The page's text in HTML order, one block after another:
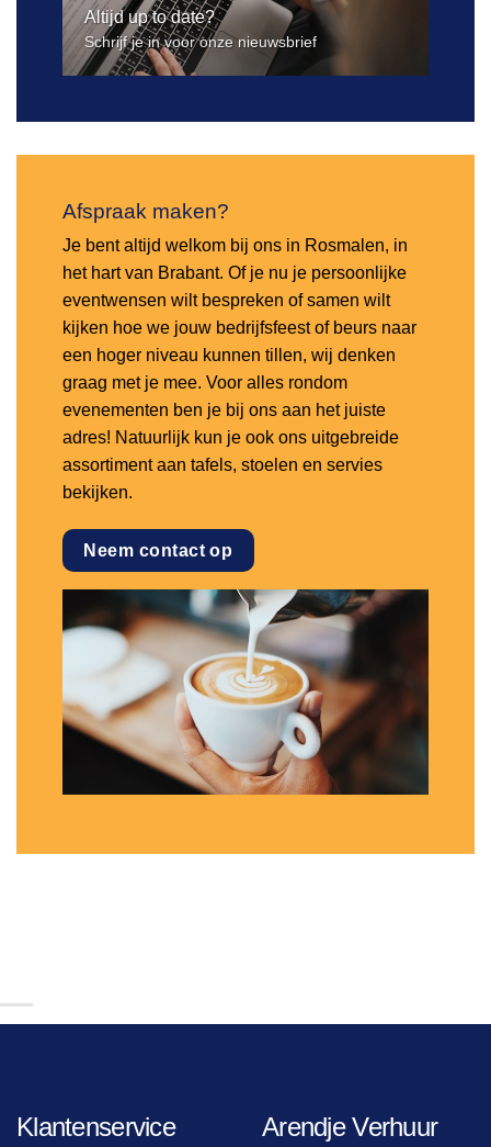
Altijd up to date?
Schrijf je in voor onze nieuwsbrief
Afspraak maken?
Je bent altijd welkom bij ons in Rosmalen, in
het hart van Brabant. Of je nu je persoonlijke
eventwensen wilt bespreken of samen wilt
kijken hoe we jouw bedrijfsfeest of beurs naar
een hoger niveau kunnen tillen, wij denken
graag met je mee. Voor alles rondom
evenementen ben je bij ons aan het juiste
adres! Natuurlijk kun je ook ons uitgebreide
assortiment aan tafels, stoelen en servies
bekijken.
Neem contact op
Klantenservice Arendje Verhuur